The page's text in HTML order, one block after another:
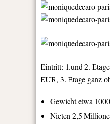
Eintritt: 1.und 2.
EUR, 3. Etage ganz
Gewicht etwa
Nieten 2,5